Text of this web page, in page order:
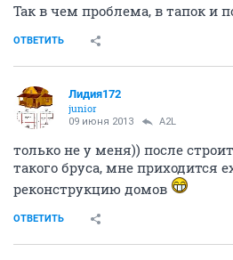
Так в чем проблема, в тапок и
ОТВЕТИТЬ
Лидия172
junior
09 июня 2013 A2L
только не у меня)) после
такого бруса, мне приходится
реконструкцию домов
ОТВЕТИТЬ